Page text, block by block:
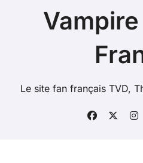
Le site fan français TVD,